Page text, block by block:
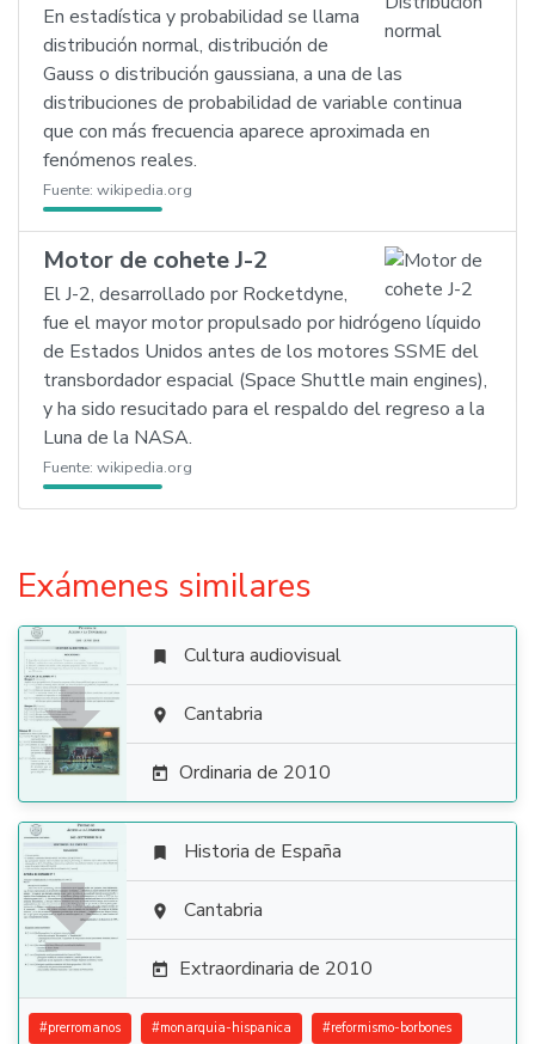
En estadística y probabilidad se llama
distribución normal, distribución de
Gauss o distribución gaussiana, a una de las
distribuciones de probabilidad de variable continua
que con más frecuencia aparece aproximada en
fenómenos reales.
Fuente: wikipedia.org
Motor de cohete J-2
El J-2, desarrollado por Rocketdyne,
fue el mayor motor propulsado por hidrógeno líquido
de Estados Unidos antes de los motores SSME del
transbordador espacial (Space Shuttle main engines),
y ha sido resucitado para el respaldo del regreso a la
Luna de la NASA.
Fuente: wikipedia.org
Exámenes similares

 Cultura audiovisual
 Cantabria
 Ordinaria de 2010

 Historia de España
 Cantabria
 Extraordinaria de 2010
#prerromanos #monarquia-hispanica #reformismo-borbones